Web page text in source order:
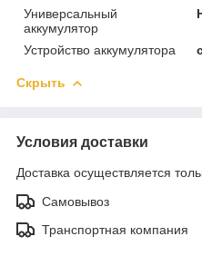
Универсальный
аккумулятор
Устройство аккумулятора
Скрыть
Условия доставки
Доставка осуществляется
Самовывоз
Транспортная компания